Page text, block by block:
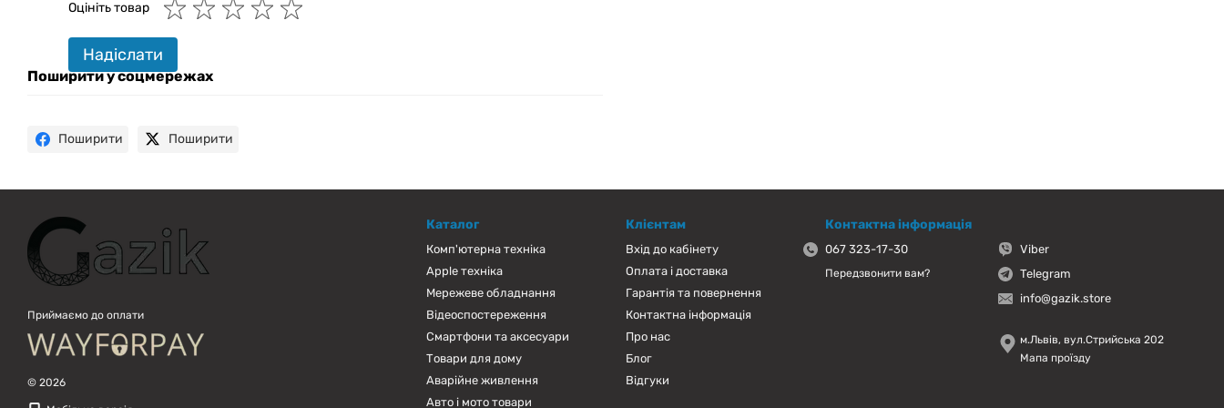
Оцініть товар
Надіслати
Поширити у соцмережах
Поширити Поширити
Приймаємо до оплати
© 2026
Каталог
Комп'ютерна техніка
Apple техніка
Мережеве обладнання
Відеоспостереження
Смартфони та аксесуари
Товари для дому
Аварійне живлення
Авто і мото товари
Клієнтам
Вхід до кабінету
Оплата і доставка
Гарантія та повернення
Контактна інформація
Про нас
Блог
Відгуки
Контактна інформація
067 323-17-30
Передзвонити вам?
Viber
Telegram
info@gazik.store
м.Львів, вул.Стрийська 202
Мапа проїзду
Привіт! 👋 Я Gazik AI — допоможу
підібрати вживану комп'ютерну
техніку. Що шукаєш?